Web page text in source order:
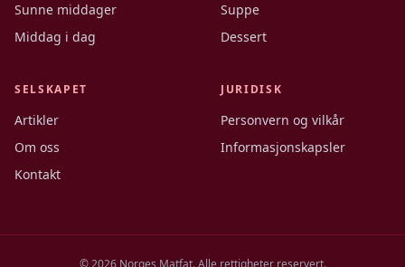
Sunne middager
Middag i dag
Suppe
Dessert
SELSKAPET
Artikler
Om oss
Kontakt
JURIDISK
Personvern og vilkår
Informasjonskapsler
© 2026Norges Matfat. Alle rettigheter reservert.